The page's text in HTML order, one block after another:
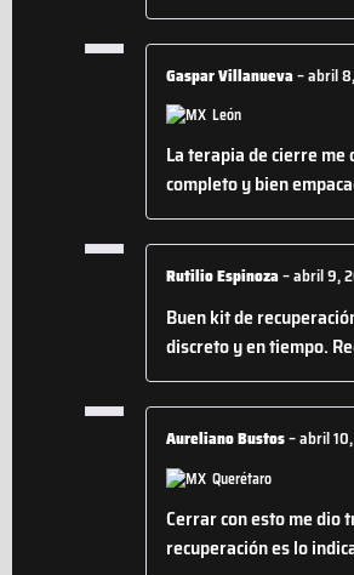
Gaspar Villanueva–abril
León
La terapia de cierre
completo y bien
Rutilio Espinoza–abril 9,
Buen kit de
discreto y en tiempo.
Aureliano Bustos–abril
Querétaro
Cerrar con esto me dio
recuperación es lo